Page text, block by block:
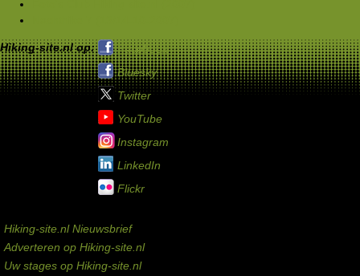
Hiking-site.nl op:
Facebook
Bluesky
Twitter
YouTube
Instagram
LinkedIn
Flickr
Hiking-site.nl Nieuwsbrief
Adverteren op Hiking-site.nl
Uw stages op Hiking-site.nl